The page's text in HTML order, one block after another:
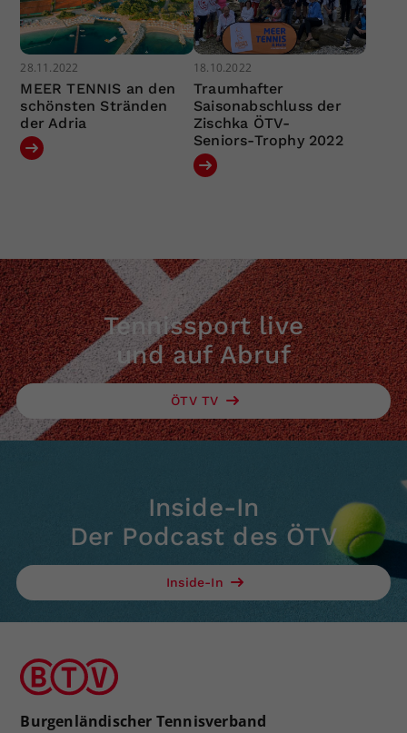
28.11.2022
MEER TENNIS an den
schönsten Stränden
der Adria
18.10.2022
Traumhafter
Saisonabschluss der
Zischka ÖTV-
Seniors-Trophy 2022
Tennissport live
und auf Abruf
ÖTV TV
Inside-In
Der Podcast des ÖTV
Inside-In
Burgenländischer Tennisverband